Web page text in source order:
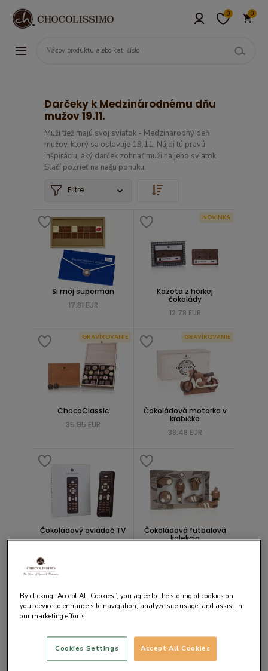
0 0
Darčeky k Medzinárodnému dňu
mužov 19.11.
Muži tiež majú svoj sviatok - Medzinárodný deň
mužov, ktorý sa oslavuje 19.11. Nájdi tú pravú
inšpiráciu, aký darček zohnať muži na jeho sviatok.
Stačí pozrieť na našu ponuku.
Filtre
Si môj superman
17.81 EUR
NOVINKA
Kazeta z horkej
čokolády
12.78 EUR
GRAVÍROVANIE
ChocoClassic
35.95 EUR
GRAVÍROVANIE
Čokoládová motorka v
krabičke
38.48 EUR
Čokoládový ovládač TV
12.78 EUR
Čokoládová futbalová
kolekcia
Čokoládový Gamepad
12.83 EUR 25.66 EUR
Čokoládové Porsche so
By clicking “Accept All Cookies”, you agree to the storing of cookies on
your device to enhance site navigation, analyze site usage, and assist in
our marketing efforts.
Accept All Cookies
Cookies Settings